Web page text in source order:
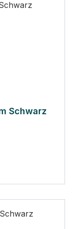
Schwarz